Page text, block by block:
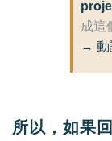
成這
→ 動
所以，如果